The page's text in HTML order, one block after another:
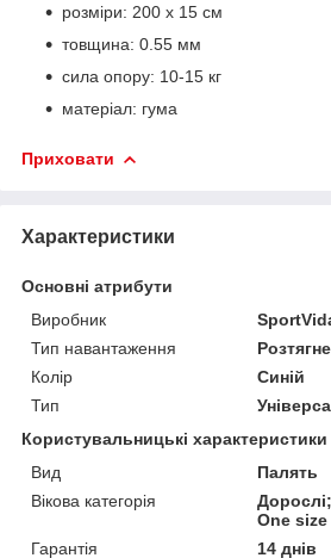
розміри: 200 х 15 см
товщина: 0.55 мм
сила опору: 10-15 кг
матеріал: гума
Приховати
Характеристики
Основні атрибути
Виробник
Тип навантаження
Колір
Синій
Тип
Користувальницькі характеристики
Вид
Палять
Вікова категорія
One size
Гарантія
14 днів